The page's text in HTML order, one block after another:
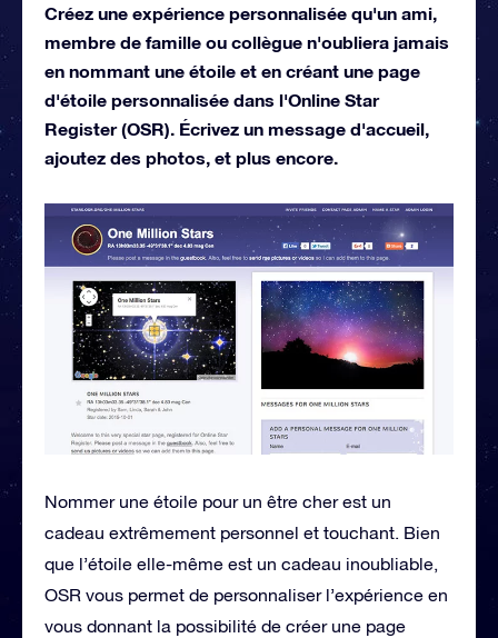
Créez une expérience personnalisée qu'un ami,
membre de famille ou collègue n'oubliera jamais
en nommant une étoile et en créant une page
d'étoile personnalisée dans l'Online Star
Register (OSR). Écrivez un message d'accueil,
ajoutez des photos, et plus encore.
Nommer une étoile pour un être cher est un
cadeau extrêmement personnel et touchant. Bien
que l’étoile elle-même est un cadeau inoubliable,
OSR vous permet de personnaliser l’expérience en
vous donnant la possibilité de créer une page